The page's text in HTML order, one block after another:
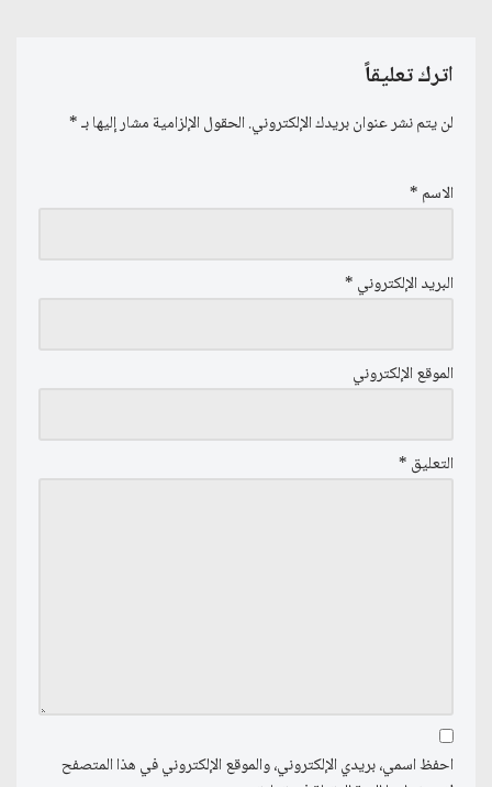
اترك تعليقاً
لن يتم نشر عنوان بريدك الإلكتروني.الحقول الإلزامية مشار إليها بـ*
الاسم*
البريد الإلكتروني*
الموقع الإلكتروني
التعليق*
احفظ اسمي، بريدي الإلكتروني، والموقع الإلكتروني في هذا المتصفح